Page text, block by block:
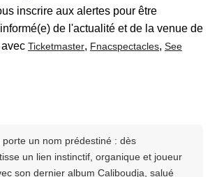
inscrire aux alertes pour être
de l'actualité et de la venue de
avec Ticketmaster, Fnacspectacles, See
porte un nom prédestiné : dès
un lien instinctif, organique et joueur
son dernier album Caliboudja, salué